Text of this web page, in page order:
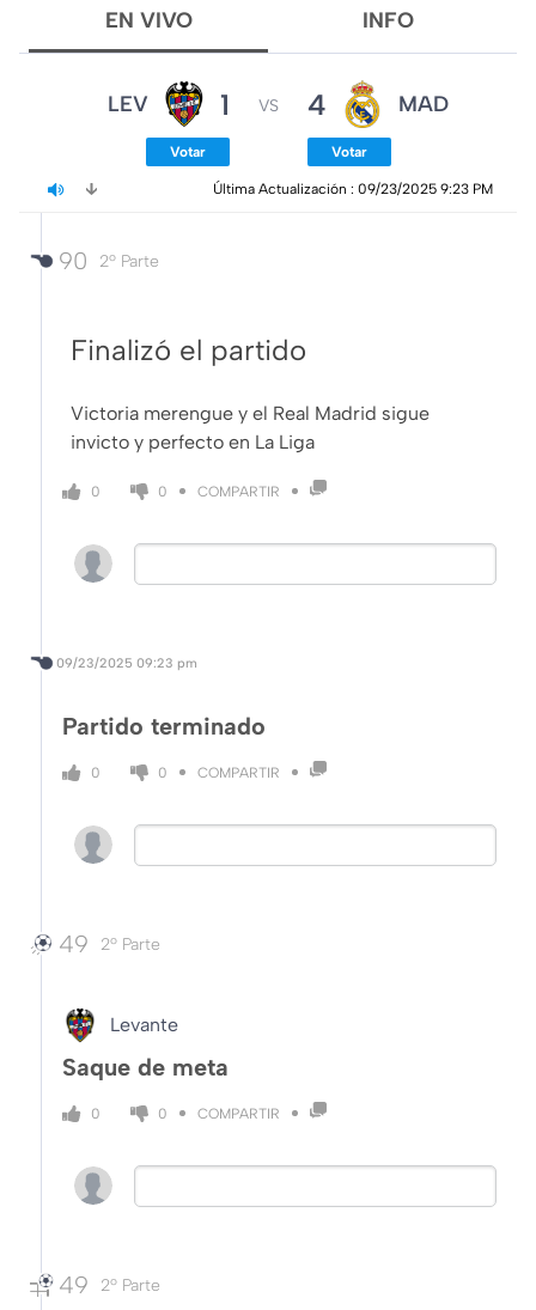
EN VIVO INFO
LEV 1
Votar
VS 4 MAD
Votar
Última Actualización : 09/23/2025 9:23 PM
90 2º Parte
Finalizó el partido
Victoria merengue y el Real Madrid sigue
invicto y perfecto en La Liga
0 0 COMPARTIR
09/23/2025 09:23 pm
Partido terminado
0 0 COMPARTIR
49 2º Parte
Levante
Saque de meta
0 0 COMPARTIR
49 2º Parte